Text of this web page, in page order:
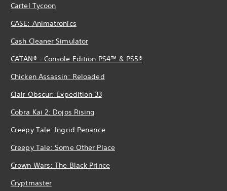
Cartel Tycoon
CASE: Animatronics
Cash Cleaner Simulator
CATAN® - Console Edition PS4™ & PS5®
Chicken Assassin: Reloaded
Clair Obscur: Expedition 33
Cobra Kai 2: Dojos Rising
Creepy Tale: Ingrid Penance
Creepy Tale: Some Other Place
Crown Wars: The Black Prince
Cryptmaster